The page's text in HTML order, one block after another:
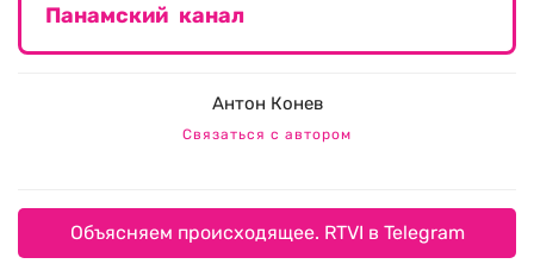
Панамский канал
Антон Конев
Связаться с автором
Объясняем происходящее. RTVI в Telegram